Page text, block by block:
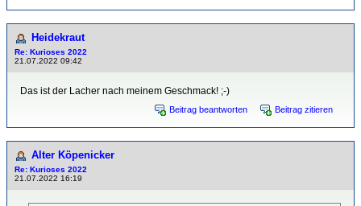
Heidekraut
Re: Kurioses 2022
21.07.2022 09:42
Das ist der Lacher nach meinem Geschmack! ;-)
Beitrag beantworten Beitrag zitieren
Alter Köpenicker
Re: Kurioses 2022
21.07.2022 16:19